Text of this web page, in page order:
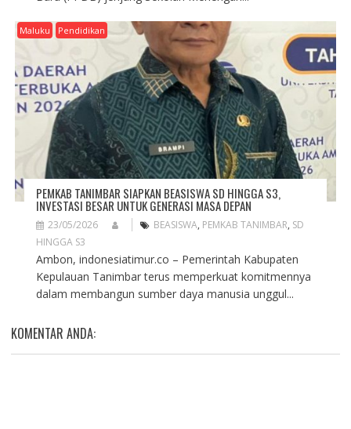
Maluku Pendidikan
PEMKAB TANIMBAR SIAPKAN BEASISWA SD HINGGA S3,
INVESTASI BESAR UNTUK GENERASI MASA DEPAN
23/05/2026 BEASISWA, PEMKAB TANIMBAR, SD
HINGGA S3
Ambon, indonesiatimur.co – Pemerintah Kabupaten
Kepulauan Tanimbar terus memperkuat komitmennya
dalam membangun sumber daya manusia unggul...
KOMENTAR ANDA: